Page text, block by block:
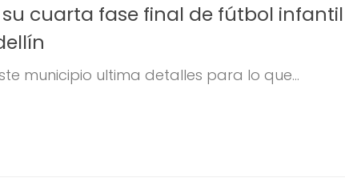
cuarta fase final de fútbol infantil
municipio ultima detalles para lo que...